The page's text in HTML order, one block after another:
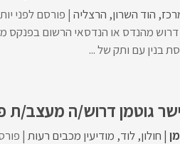
הוד השרון הרצליה פורסם לפני
דרוש מהנדס או הנדסאי הרשום בפנקס
בנין עם ותק של ...
גוטמן דרוש/ה מעצב/ת
חולון לוד מודיעין מכבים רעות